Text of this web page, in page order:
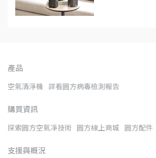
產品
空氣清淨機 詳看圓方病毒檢測報告
購買資訊
探索圓方空氣凈技術 圓方線上商城 圓方配件
支援與概況